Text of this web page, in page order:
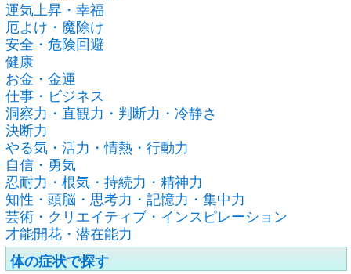
運気上昇・幸福
厄よけ・魔除け
安全・危険回避
健康
お金・金運
仕事・ビジネス
洞察力・直観力・判断力・冷静さ
決断力
やる気・活力・情熱・行動力
自信・勇気
忍耐力・根気・持続力・精神力
知性・頭脳・思考力・記憶力・集中力
芸術・クリエイティブ・インスピレーション
才能開花・潜在能力
体の症状で探す